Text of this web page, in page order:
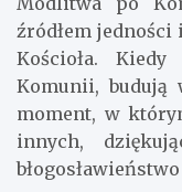
źródłem
Kościoła.
Komunii, budują
moment, w
innych,